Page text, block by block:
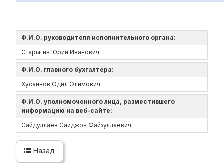
Ф.И.О. руководителя исполнительного органа:
Старыгин Юрий Иванович
Ф.И.О. главного бухгалтера:
Хусаинов Одил Олимович
Ф.И.О. уполномоченного лица, разместившего
информацию на веб-сайте:
Сайдуллаев Саиджон Файзуллаевич
Назад